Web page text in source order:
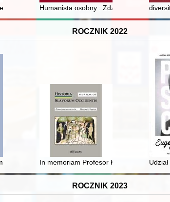
akademickie w okresie obchodów milenijnych
Humanista osobny : Zdzisław Kempf
ROCZNIK 2022
morlaków w źródłach francuskich z
In memoriam Profesor Klaus Zernack
ROCZNIK 2023